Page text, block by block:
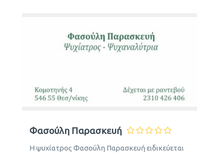
Φασούλη Παρασκευή
Η ψυχίατρος Φασούλη Παρασκευή ειδικεύεται